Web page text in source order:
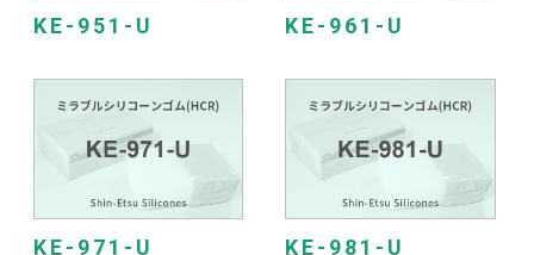
KE-951-U KE-961-U
KE-971-U KE-981-U